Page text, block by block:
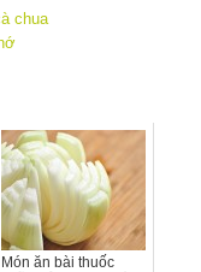
chua
Món ăn bài thuốc